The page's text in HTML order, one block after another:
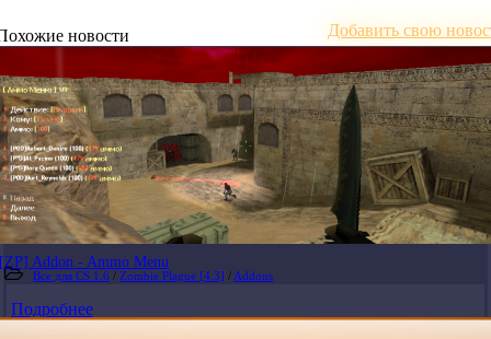
новости Добавить свою
[ZP] Addon - Ammo Menu
Все для CS 1.6 / Zombie Plague [4.3] / Addons
Подробнее